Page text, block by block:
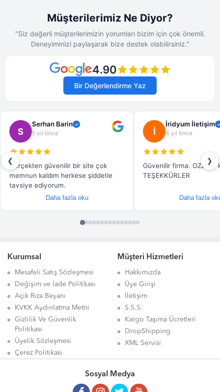
Kurumsal
Mesafeli Satış Sözleşmesi
Değişim ve İade Politikası
Açık Rıza Beyanı
KVKK Aydınlatma Metni
Gizlilik Ve Güvenlik
Politikası
Üyelik Sözleşmesi
Çerez Politikası
Müşteri Hizmetleri
Hakkımızda
Üye Girişi
İletişim
S.S.S.
Kargo Taşıma Ücretleri
DropShipping
XML Servisi
Sosyal Medya